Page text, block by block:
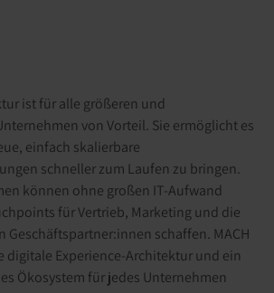
ist für alle größeren und
von Vorteil. Sie ermöglicht es
einfach skalierbare
schneller zum Laufen zu bringen.
können ohne großen IT-Aufwand
für Vertrieb, Marketing und die
schaffen. MACH
digitale Experience-Architektur und ein
Ökosystem für jedes Unternehmen